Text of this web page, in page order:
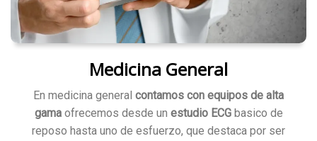
Medicina General
En medicina general contamos con equipos de alta
gamaofrecemos desde un estudio ECGbasico de
reposo hasta uno de esfuerzo, que destaca por ser